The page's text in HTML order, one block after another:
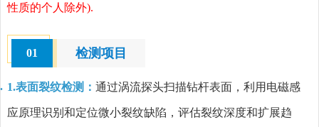
性质的个人除外).
01 检测项目
1.表面裂纹检测： 通过涡流探头扫描钻杆表面，利用电磁感
应原理识别和定位微小裂纹缺陷，评估裂纹深度和扩展趋